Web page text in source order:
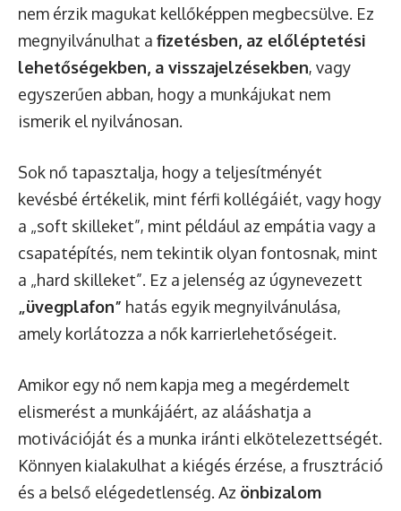
nem érzik magukat kellőképpen megbecsülve. Ez
megnyilvánulhat a fizetésben, az előléptetési
lehetőségekben, a visszajelzésekben, vagy
egyszerűen abban, hogy a munkájukat nem
ismerik el nyilvánosan.
Sok nő tapasztalja, hogy a teljesítményét
kevésbé értékelik, mint férfi kollégáiét, vagy hogy
a „soft skilleket”, mint például az empátia vagy a
csapatépítés, nem tekintik olyan fontosnak, mint
a „hard skilleket”. Ez a jelenség az úgynevezett
„üvegplafon” hatás egyik megnyilvánulása,
amely korlátozza a nők karrierlehetőségeit.
Amikor egy nő nem kapja meg a megérdemelt
elismerést a munkájáért, az alááshatja a
motivációját és a munka iránti elkötelezettségét.
Könnyen kialakulhat a kiégés érzése, a frusztráció
és a belső elégedetlenség. Az önbizalom